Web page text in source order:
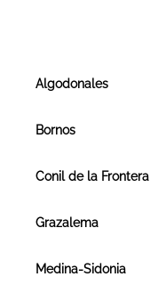
Algodonales
Bornos
Conil de la Frontera
Grazalema
Medina-Sidonia